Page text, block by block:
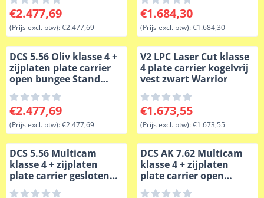
Prijs: 2 477,69, exclusief btw: 2 477,69
€2.477,69
(Prijs excl. btw):€2.477,69
Prijs: 1 684,30, exclusief
€1.684,30
(Prijs excl. btw):€1.684,30
DCS 5.56 Oliv klasse 4 +
zijplaten plate carrier
open bungee Stand
Alone
Prijs: 2 477,69, exclusief btw: 2 477,69
€2.477,69
(Prijs excl. btw):€2.477,69
V2 LPC Laser Cut klasse
4 plate carrier kogelvrij
vest zwart Warrior
Prijs: 1 673,55, exclusief
€1.673,55
(Prijs excl. btw):€1.673,55
DCS 5.56 Multicam
klasse 4 + zijplaten
plate carrier gesloten
flap Stand Alone
DCS AK 7.62 Multicam
klasse 4 + zijplaten
plate carrier open
bungee